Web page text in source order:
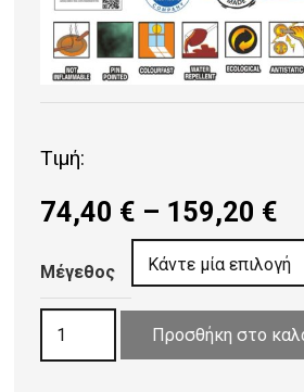
Τιμή:
74,40 € – 159,20 €
Μέγεθος
Προσθήκη στο